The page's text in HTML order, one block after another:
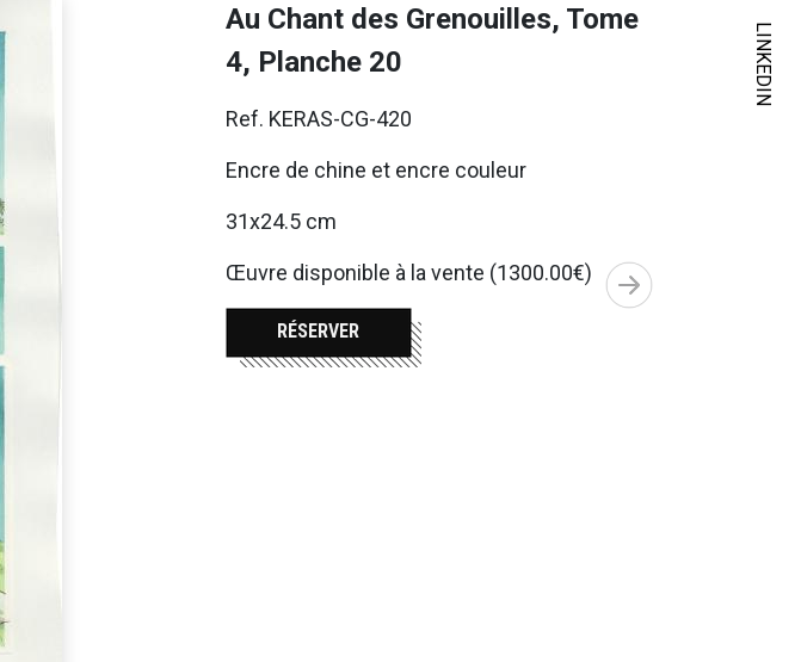
LINKEDIN
Au Chant des Grenouilles, Tome
4, Planche 20
Ref. KERAS-CG-420
Encre de chine et encre couleur
31x24.5 cm
Œuvre disponible à la vente (1300.00€)
RÉSERVER